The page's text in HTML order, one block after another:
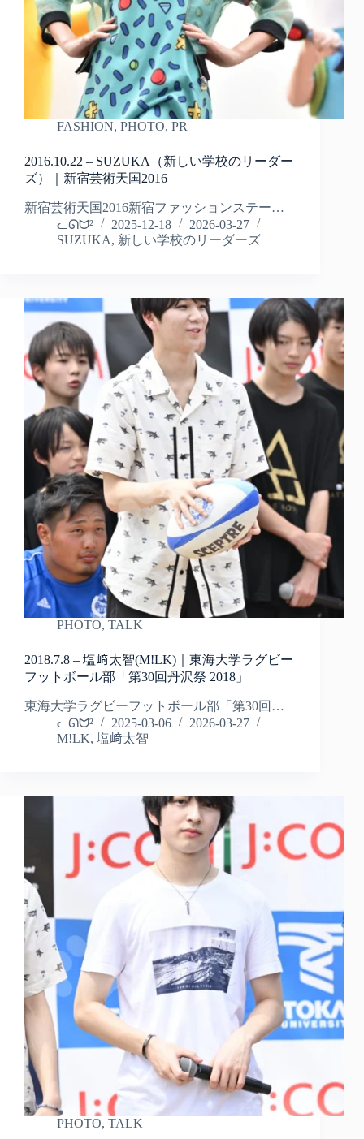
FASHION, PHOTO, PR
2016.10.22 – SUZUKA（新しい学校のリーダー
ズ）｜新宿芸術天国2016
新宿芸術天国2016新宿ファッションステー…
ᓚᘏᗢ²
2025-12-18
2026-03-27
SUZUKA, 新しい学校のリーダーズ
PHOTO, TALK
2018.7.8 – 塩﨑太智(M!LK)｜東海大学ラグビー
フットボール部「第30回丹沢祭 2018」
東海大学ラグビーフットボール部「第30回…
ᓚᘏᗢ²
2025-03-06
2026-03-27
M!LK, 塩﨑太智
PHOTO, TALK